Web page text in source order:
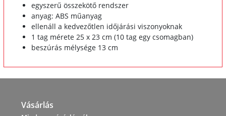
egyszerű összekötő rendszer
anyag: ABS műanyag
ellenáll a kedvezőtlen időjárási viszonyoknak
1 tag mérete 25 x 23 cm (10 tag egy csomagban)
beszúrás mélysége 13 cm
Vásárlás